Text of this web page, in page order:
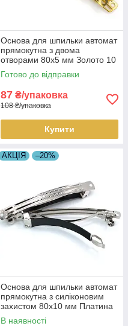
Основа для шпильки автомат
прямокутна з двома
отворами 80х5 мм Золото 10
шт.
Готово до відправки
87 ₴/упаковка
108 ₴/упаковка
Купити
АКЦІЯ –20%
Основа для шпильки автомат
прямокутна з силіконовим
захистом 80х10 мм Платина
1 шт.
В наявності